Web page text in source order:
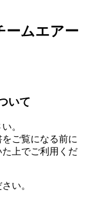
ームエアー
いて
。
ご覧になる前に
た上でご利用くだ
い。